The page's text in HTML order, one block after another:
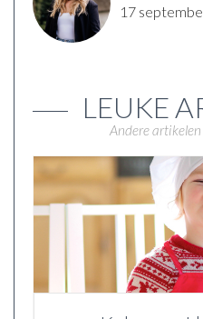
17
LEUKE
Andere